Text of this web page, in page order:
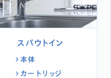
スパウトイン
本体
カートリッジ